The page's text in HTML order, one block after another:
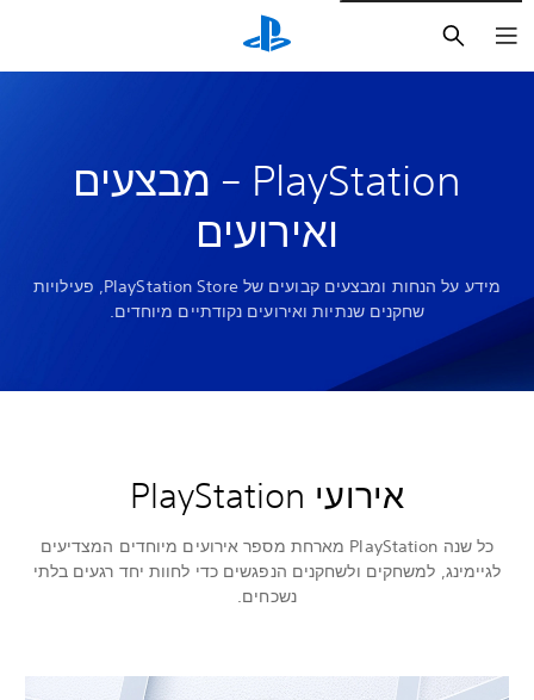
חיפוש
PlayStation – מבצעים
ואירועים
מידע על הנחות ומבצעים קבועים של PlayStation Store, פעילויות
שחקנים שנתיות ואירועים נקודתיים מיוחדים.
אירועי PlayStation
כל שנה PlayStation מארחת מספר אירועים מיוחדים המצדיעים
לגיימינג, למשחקים ולשחקנים הנפגשים כדי לחוות יחד רגעים בלתי
נשכחים.